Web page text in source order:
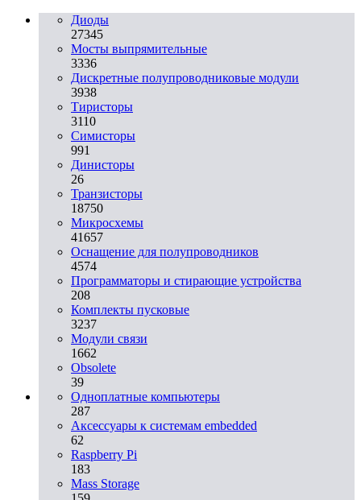
Диоды
27345
Мосты выпрямительные
3336
Дискретные полупроводниковые модули
3938
Тиристоры
3110
Симисторы
991
Динисторы
26
Транзисторы
18750
Микросхемы
41657
Оснащение для полупроводников
4574
Программаторы и стирающие устройства
208
Комплекты пусковые
3237
Модули связи
1662
Obsolete
39
Одноплатные компьютеры
287
Аксессуары к системам embedded
62
Raspberry Pi
183
Mass Storage